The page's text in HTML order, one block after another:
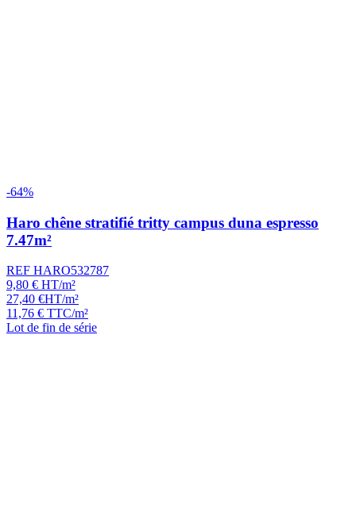
-64%
Haro chêne stratifié tritty campus duna espresso
7.47m²
REF HARO532787
9,80 € HT/m²
27,40 €HT/m²
11,76 € TTC/m²
Lot de fin de série